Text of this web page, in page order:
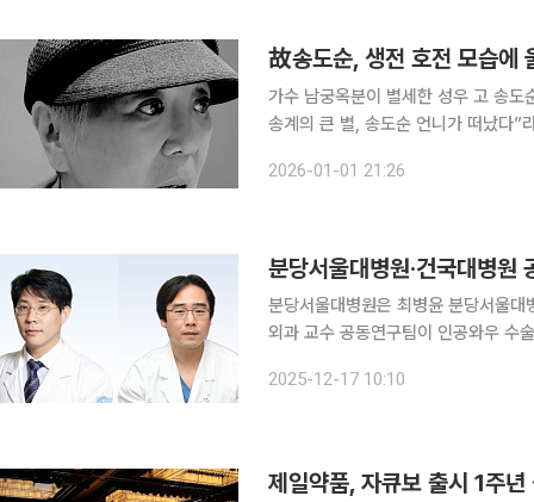
故송도순, 생전 호전 모습에
가수 남궁옥분이 별세한 성우 고 송도순을 추억했다. 1일 남궁옥분은
송계의 큰 별, 송도순 언니가 떠났다”라며
집을 오다가다 수시로 드나드시며 늘
2026-01-01 21:26
분당서울대병원·건국대병원
분당서울대병원은 최병윤 분당서울
외과 교수 공동연구팀이 인공와우 수
각기관의 퇴행으로 점차 소리가 잘
2025-12-17 10:10
제일약품, 자큐보 출시 1주